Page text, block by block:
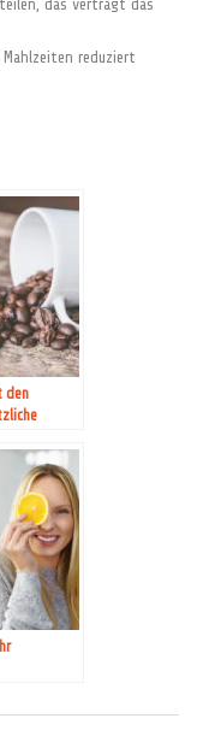
das verträgt das
reduziert
den